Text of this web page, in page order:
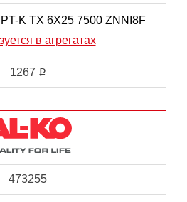
K TX 6X25 7500 ZNNI8F
в агрегатах
1267 i
473255